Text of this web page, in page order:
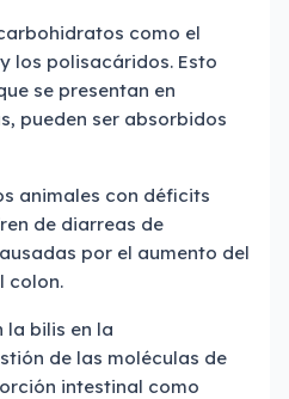
como el
los polisacáridos. Esto
se presentan en
pueden ser absorbidos
animales con déficits
de diarreas de
por el aumento del
colon.
la bilis en la
de las moléculas de
intestinal como